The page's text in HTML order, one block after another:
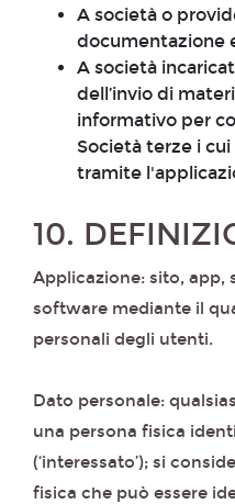
A società o
documentazione
A società
dell’invio di
informativo per
Società terze i
tramite
10.
Applicazione: sito, app,
software mediante il
personali degli utenti.
Dato personale:
una persona fisica
(‘interessato’); si
fisica che può essere